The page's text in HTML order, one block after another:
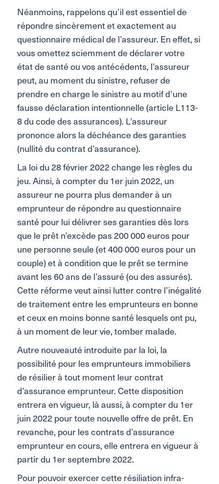
Néanmoins, rappelons qu’il est essentiel de
répondre sincèrement et exactement au
questionnaire médical de l’assureur. En effet, si
vous omettez sciemment de déclarer votre
état de santé ou vos antécédents, l’assureur
peut, au moment du sinistre, refuser de
prendre en charge le sinistre au motif d’une
fausse déclaration intentionnelle (article L113-
8 du code des assurances). L’assureur
prononce alors la déchéance des garanties
(nullité du contrat d’assurance).
La loi du 28 février 2022 change les règles du
jeu. Ainsi, à compter du 1er juin 2022, un
assureur ne pourra plus demander à un
emprunteur de répondre au questionnaire
santé pour lui délivrer ses garanties dès lors
que le prêt n’excède pas 200 000 euros pour
une personne seule (et 400 000 euros pour un
couple) et à condition que le prêt se termine
avant les 60 ans de l’assuré (ou des assurés).
Cette réforme veut ainsi lutter contre l’inégalité
de traitement entre les emprunteurs en bonne
et ceux en moins bonne santé lesquels ont pu,
à un moment de leur vie, tomber malade.
Autre nouveauté introduite par la loi, la
possibilité pour les emprunteurs immobiliers
de résilier à tout moment leur contrat
d’assurance emprunteur. Cette disposition
entrera en vigueur, là aussi, à compter du 1er
juin 2022 pour toute nouvelle offre de prêt. En
revanche, pour les contrats d’assurance
emprunteur en cours, elle entrera en vigueur à
partir du 1er septembre 2022.
Pour pouvoir exercer cette résiliation infra-